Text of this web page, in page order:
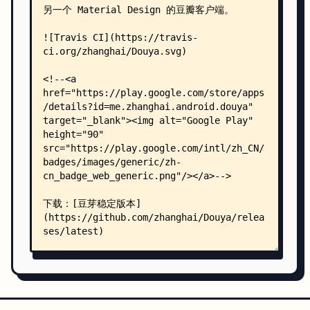
    │           │   ├── com/
    │           │   │       └── android/
    │           │   │           └── material/
│           │   │                   └──
    │           │   └── me/
    │           │       └── zhanghai/
    │           │           └── android/
    │           │               └── douya/
│           │                   ├──
    │           │                   ├── account/
    │           │                   │   ├── app/
│           │                   │   │   ├──
│           │                   │   │   └──
│           │                   │   ├──
│           │                   │   │   └──
│           │                   │   ├──
    │           │                   │   ├── ui/